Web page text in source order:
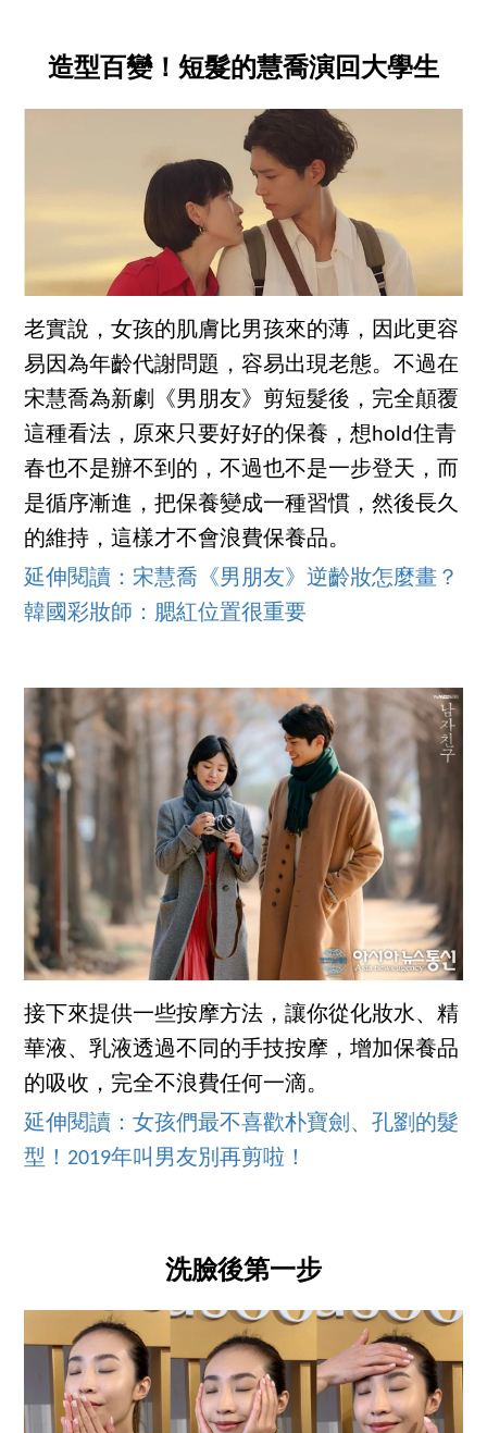
造型百變！短髮的慧喬演回大學生
老實說，女孩的肌膚比男孩來的薄，因此更容
易因為年齡代謝問題，容易出現老態。不過在
宋慧喬為新劇《男朋友》剪短髮後，完全顛覆
這種看法，原來只要好好的保養，想hold住青
春也不是辦不到的，不過也不是一步登天，而
是循序漸進，把保養變成一種習慣，然後長久
的維持，這樣才不會浪費保養品。
延伸閱讀：宋慧喬《男朋友》逆齡妝怎麼畫？
韓國彩妝師：腮紅位置很重要
接下來提供一些按摩方法，讓你從化妝水、精
華液、乳液透過不同的手技按摩，增加保養品
的吸收，完全不浪費任何一滴。
延伸閱讀：女孩們最不喜歡朴寶劍、孔劉的髮
型！2019年叫男友別再剪啦！
洗臉後第一步